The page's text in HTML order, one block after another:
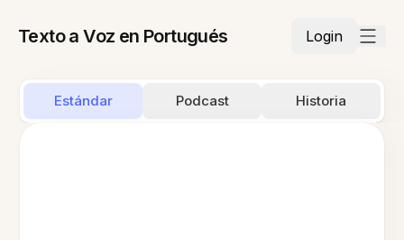
Texto a Voz en Portugués Login
Estándar Podcast Historia